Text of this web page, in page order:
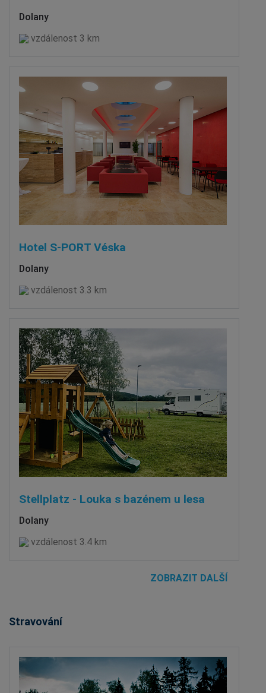
Dolany
vzdálenost 3 km
Hotel S-PORT Véska
Dolany
vzdálenost 3.3 km
Stellplatz - Louka s bazénem u lesa
Dolany
vzdálenost 3.4 km
ZOBRAZIT DALŠÍ
Stravování